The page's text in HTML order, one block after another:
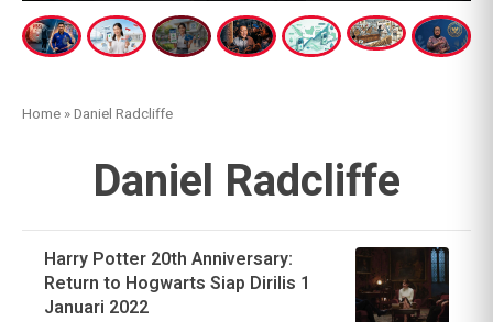
Home »Daniel Radcliffe
Daniel Radcliffe
Harry Potter 20th Anniversary:
Return to Hogwarts Siap Dirilis 1
Januari 2022